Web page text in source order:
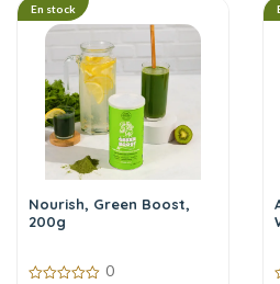
En stock
Nourish, Green Boost,
200g
0